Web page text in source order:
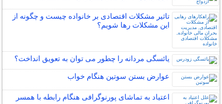
تاثیر مشکلات اقتصادی بر خانواده چیست و چگونه از
این مشکلات رها شویم؟
یائسگی مردانه را چطور می توان به تعویق انداخت؟
عوارض بستن سوتین هنگام خواب
اعتیاد به تماشای پورنوگرافی هنگام رابطه با همسر